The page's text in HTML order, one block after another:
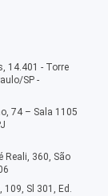
14.401 - Torre
SP -
74 – Sala 1105
Reali, 360, São
Sl 301, Ed.